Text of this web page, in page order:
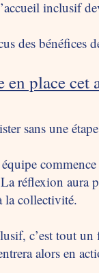
inclusif
des bénéfices
en place cet
sans une
réflexion aura
la collectivité.
c’est tout
alors en